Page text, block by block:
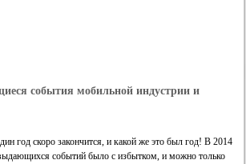
события мобильной индустрии и
год скоро закончится, и какой же это был год! В 2014
событий было с избытком, и можно только